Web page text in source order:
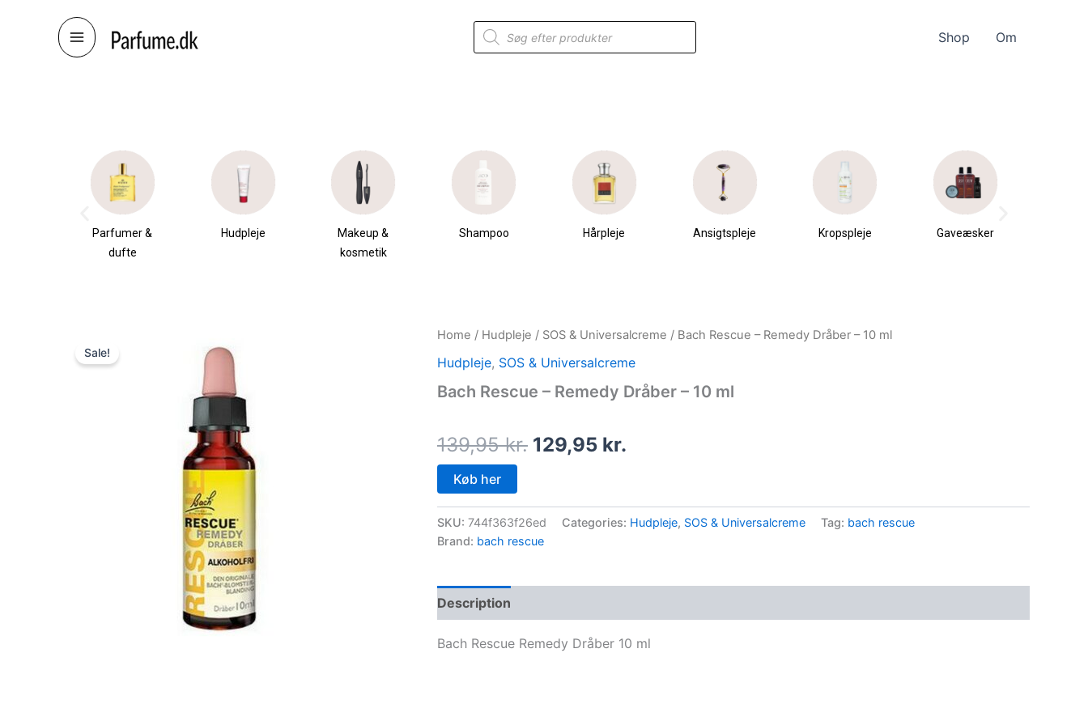
Products
search
Shop Om
Parfumer &
dufte
Hudpleje
Makeup &
kosmetik
Shampoo Hårpleje Ansigtspleje Kropspleje Gaveæsker
Sale!
Home / Hudpleje / SOS & Universalcreme / Bach Rescue – Remedy Dråber – 10 ml
Hudpleje, SOS & Universalcreme
Bach Rescue – Remedy Dråber – 10 ml
139,95kr.
Original
price
was:
139,95 kr..
129,95 kr.
Current
price
is:
Køb her
SKU: 744f363f26ed Categories: Hudpleje, SOS & Universalcreme Tag: bach rescue
Brand: bach rescue
Description
Bach Rescue Remedy Dråber 10 ml